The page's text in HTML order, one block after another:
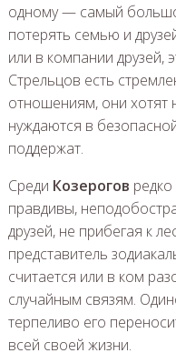
одному — самый
потерять семью и
или в компании друзей,
Стрельцов есть
отношениям, они хотят
нуждаются в
поддержат.
Среди Козерогов
правдивы,
друзей, не прибегая к
представитель
считается или в ком
случайным связям.
терпеливо его
всей своей жизни.